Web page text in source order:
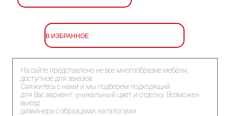
В ИЗБРАННОЕ
На сайте представлено не все многообразие мебели,
доступное для заказов.
Свяжитесь с нами и мы подберем подходящий
для Вас вариант, уникальный цвет и отделку. Возможен
выезд
дизайнера с образцами, каталогами